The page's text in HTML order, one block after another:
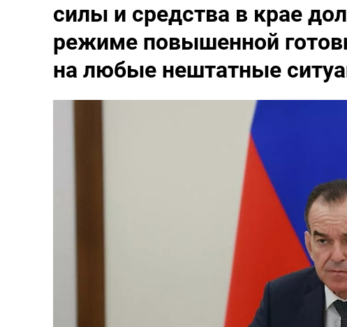
силы и средства в крае
режиме повышенной
на любые нештатные